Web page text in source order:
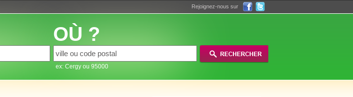
Rejoignez-nous sur
OÙ ?
ex: Cergy ou 95000